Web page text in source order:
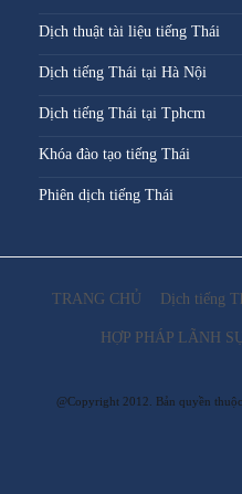
Dịch thuật tài liệu tiếng Thái
Dịch tiếng Thái tại Hà Nội
Dịch tiếng Thái tại Tphcm
Khóa đào tạo tiếng Thái
Phiên dịch tiếng Thái
TRANG CHỦ Dịch tiếng
HỢP PHÁP LÃNH
@Copyright 2012. Bản quyền